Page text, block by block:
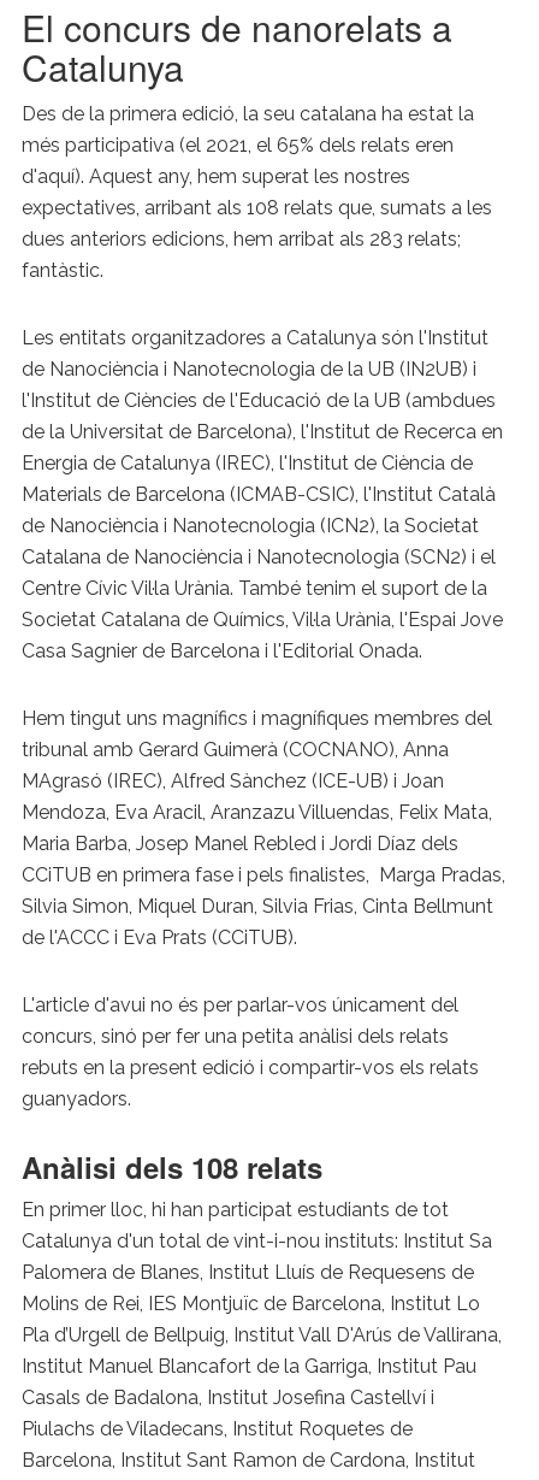
El concurs de nanorelats a
Catalunya
Des de la primera edició, la seu catalana ha estat la
més participativa (el 2021, el 65% dels relats eren
d'aquí). Aquest any, hem superat les nostres
expectatives, arribant als 108 relats que, sumats a les
dues anteriors edicions, hem arribat als 283 relats;
fantàstic.
Les entitats organitzadores a Catalunya són l'Institut
de Nanociència i Nanotecnologia de la UB (IN2UB) i
l'Institut de Ciències de l'Educació de la UB (ambdues
de la Universitat de Barcelona), l'Institut de Recerca en
Energia de Catalunya (IREC), l'Institut de Ciència de
Materials de Barcelona (ICMAB-CSIC), l'Institut Català
de Nanociència i Nanotecnologia (ICN2), la Societat
Catalana de Nanociència i Nanotecnologia (SCN2) i el
Centre Cívic Vil·la Urània. També tenim el suport de la
Societat Catalana de Químics, Vil·la Urània, l'Espai Jove
Casa Sagnier de Barcelona i l'Editorial Onada.
Hem tingut uns magnífics i magnífiques membres del
tribunal amb Gerard Guimerà (COCNANO), Anna
MAgrasó (IREC), Alfred Sànchez (ICE-UB) i Joan
Mendoza, Eva Aracil, Aranzazu Villuendas, Felix Mata,
Maria Barba, Josep Manel Rebled i Jordi Díaz dels
CCiTUB en primera fase i pels finalistes, Marga Pradas,
Silvia Simon, Miquel Duran, Silvia Frias, Cinta Bellmunt
de l'ACCC i Eva Prats (CCiTUB).
L'article d'avui no és per parlar-vos únicament del
concurs, sinó per fer una petita anàlisi dels relats
rebuts en la present edició i compartir-vos els relats
guanyadors.
Anàlisi dels 108 relats
En primer lloc, hi han participat estudiants de tot
Catalunya d'un total de vint-i-nou instituts: Institut Sa
Palomera de Blanes, Institut Lluís de Requesens de
Molins de Rei, IES Montjuïc de Barcelona, Institut Lo
Pla d’Urgell de Bellpuig, Institut Vall D'Arús de Vallirana,
Institut Manuel Blancafort de la Garriga, Institut Pau
Casals de Badalona, Institut Josefina Castellví i
Piulachs de Viladecans, Institut Roquetes de
Barcelona, Institut Sant Ramon de Cardona, Institut